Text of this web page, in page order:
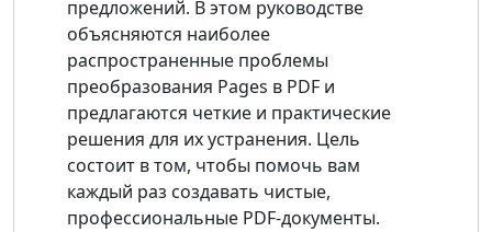
предложений. В этом руководстве
объясняются наиболее
распространенные проблемы
преобразования Pages в PDF и
предлагаются четкие и практические
решения для их устранения. Цель
состоит в том, чтобы помочь вам
каждый раз создавать чистые,
профессиональные PDF-документы.